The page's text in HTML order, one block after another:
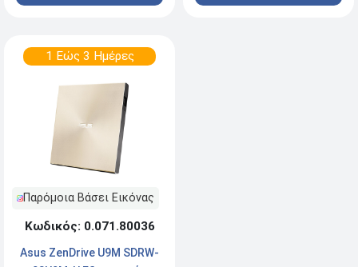
1 Εώς 3 Ημέρες
Παρόμοια Βάσει Εικόνας
Κωδικός: 0.071.80036
Asus ZenDrive U9M SDRW-